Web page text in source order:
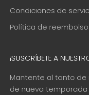
Condiciones de
Política de reembolso
¡SUSCRÍBETE A
Mantente al tanto
de nueva temporada